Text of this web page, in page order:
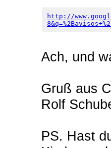
http://
Ach, und
Gruß aus
Rolf
PS. Hast